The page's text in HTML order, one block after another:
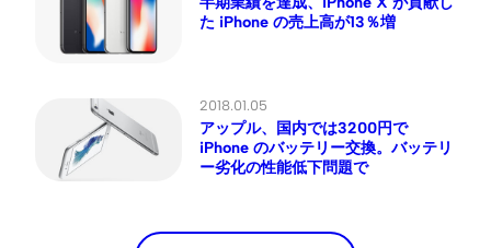
た iPhone の売上高が13％増
2018.01.05
アップル、国内では3200円で
iPhone のバッテリー交換。バッテリ
ー劣化の性能低下問題で